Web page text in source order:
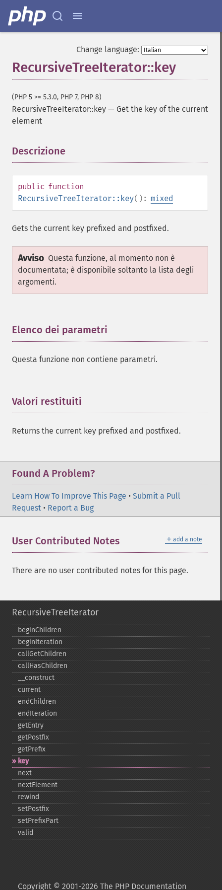
Change language:
RecursiveTreeIterator::key
(PHP 5 >= 5.3.0, PHP 7, PHP 8)
RecursiveTreeIterator::key — Get the key of the current
element
Descrizione
public function
RecursiveTreeIterator::key(): mixed
Gets the current key prefixed and postfixed.
Avviso Questa funzione, al momento non è
documentata; è disponibile soltanto la lista degli
argomenti.
Elenco dei parametri
Questa funzione non contiene parametri.
Valori restituiti
Returns the current key prefixed and postfixed.
Found A Problem?
Learn How To Improve This Page • Submit a Pull
Request • Report a Bug
＋ add a note
User Contributed Notes
There are no user contributed notes for this page.
RecursiveTreeIterator
beginChildren
beginIteration
callGetChildren
callHasChildren
_​_​construct
current
endChildren
endIteration
getEntry
getPostfix
getPrefix
key
next
nextElement
rewind
setPostfix
setPrefixPart
valid
Copyright © 2001-2026 The PHP Documentation